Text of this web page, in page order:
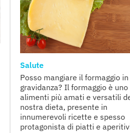
Salute
Posso mangiare il formaggio in
gravidanza? Il formaggio è uno
alimenti più amati e versatili
nostra dieta, presente in
innumerevoli ricette e spesso
protagonista di piatti e